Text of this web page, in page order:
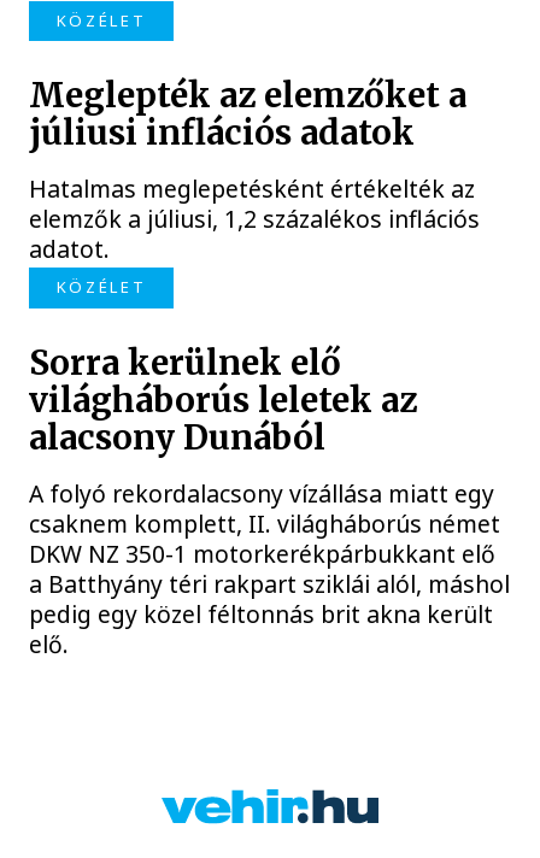
KÖZÉLET
Meglepték az elemzőket a
júliusi inflációs adatok
Hatalmas meglepetésként értékelték az
elemzők a júliusi, 1,2 százalékos inflációs
adatot.
KÖZÉLET
Sorra kerülnek elő
világháborús leletek az
alacsony Dunából
A folyó rekordalacsony vízállása miatt egy
csaknem komplett, II. világháborús német
DKW NZ 350-1 motorkerékpárbukkant elő
a Batthyány téri rakpart sziklái alól, máshol
pedig egy közel féltonnás brit akna került
elő.